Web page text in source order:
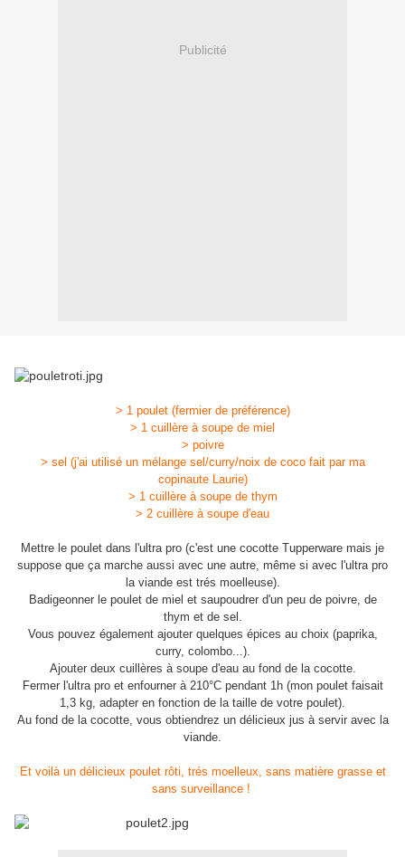
Publicité
> 1 poulet (fermier de préférence)
> 1 cuillère à soupe de miel
> poivre
> sel (j'ai utilisé un mélange sel/curry/noix de coco fait par ma
copinaute Laurie)
> 1 cuillère à soupe de thym
> 2 cuillère à soupe d'eau
Mettre le poulet dans l'ultra pro (c'est une cocotte Tupperware mais je
suppose que ça marche aussi avec une autre, même si avec l'ultra pro
la viande est trés moelleuse).
Badigeonner le poulet de miel et saupoudrer d'un peu de poivre, de
thym et de sel.
Vous pouvez également ajouter quelques épices au choix (paprika,
curry, colombo...).
Ajouter deux cuillères à soupe d'eau au fond de la cocotte.
Fermer l'ultra pro et enfourner à 210°C pendant 1h (mon poulet faisait
1,3 kg, adapter en fonction de la taille de votre poulet).
Au fond de la cocotte, vous obtiendrez un délicieux jus à servir avec la
viande.
Et voilà un délicieux poulet rôti, trés moelleux, sans matière grasse et
sans surveillance !